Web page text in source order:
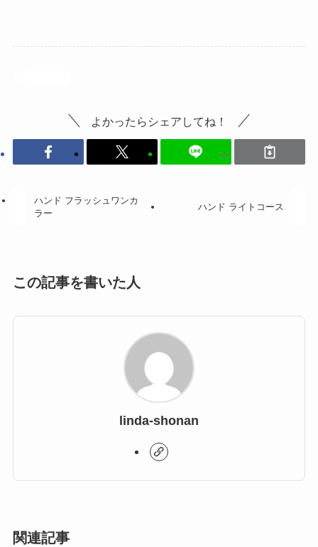
よかったらシェアしてね！
ハンド フラッシュワンカ
ラー
ハンド ライトコース
この記事を書いた人
linda-shonan
関連記事